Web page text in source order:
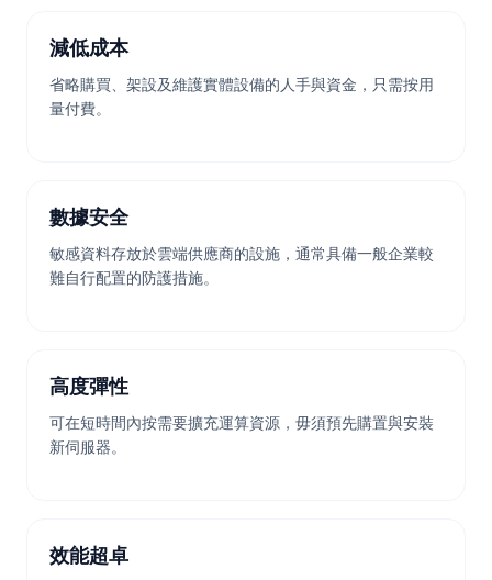
減低成本
省略購買、架設及維護實體設備的人手與資金，只需按用
量付費。
數據安全
敏感資料存放於雲端供應商的設施，通常具備一般企業較
難自行配置的防護措施。
高度彈性
可在短時間內按需要擴充運算資源，毋須預先購置與安裝
新伺服器。
效能超卓